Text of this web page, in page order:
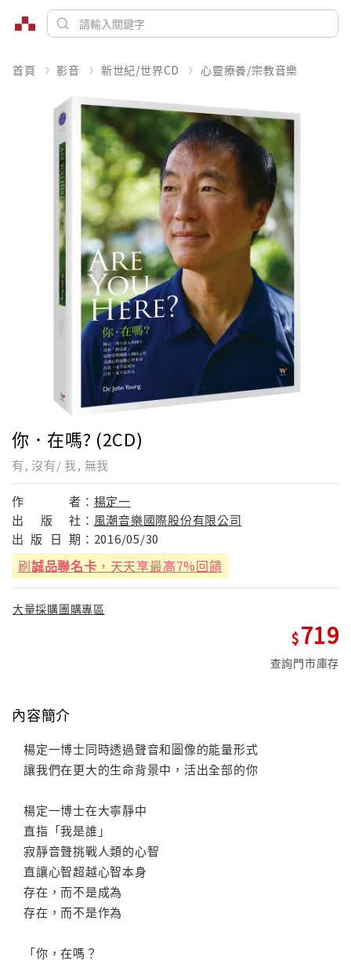
首頁 影音 新世紀/世界CD 心靈療養/宗教音樂
你．在嗎? (2CD)
有, 沒有/ 我, 無我
作 者： 楊定一
出
版 社： 風潮音樂國際股份有限公司
出 版 日 期： 2016/05/30
刷誠品聯名卡 ，天天享最高7%回饋
大量採購團購專區
719
查詢門市庫存
內容簡介
楊定一博士同時透過聲音和圖像的能量形式
讓我們在更大的生命背景中，活出全部的你
楊定一博士在大寧靜中
直指「我是誰」
寂靜音聲挑戰人類的心智
直讓心智超越心智本身
存在，而不是成為
存在，而不是作為
「你，在嗎？